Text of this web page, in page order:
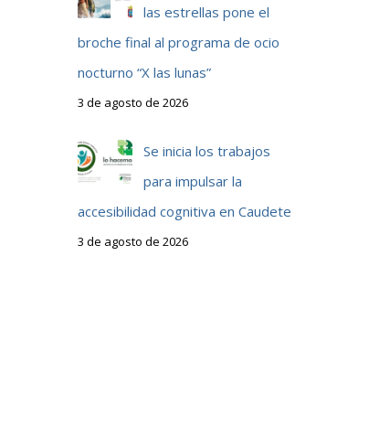
las estrellas pone el
broche final al programa de ocio
nocturno “X las lunas”
3 de agosto de 2026
Se inicia los trabajos
para impulsar la
accesibilidad cognitiva en Caudete
3 de agosto de 2026